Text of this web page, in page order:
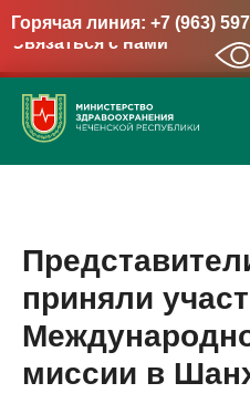
Горячая линия: +7 (963)
Связаться с нами
→
приняли
миссии в